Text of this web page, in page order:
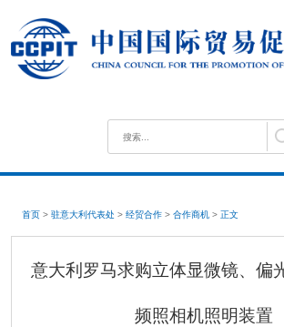
首页 > 驻意大利代表处 > 经贸合作 > 合作商机 > 正文
意大利罗马求购立体显微镜、偏
频照相机照明装置